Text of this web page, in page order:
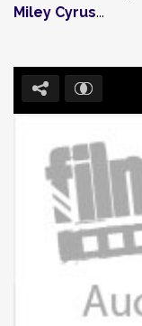
Miley Cyrus...